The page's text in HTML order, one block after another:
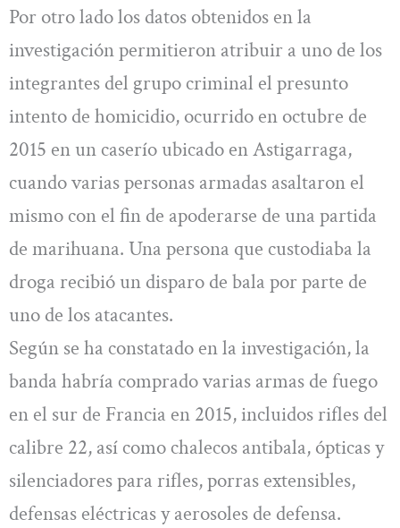
Por otro lado los datos obtenidos en la
investigación permitieron atribuir a uno de los
integrantes del grupo criminal el presunto
intento de homicidio, ocurrido en octubre de
2015 en un caserío ubicado en Astigarraga,
cuando varias personas armadas asaltaron el
mismo con el fin de apoderarse de una partida
de marihuana. Una persona que custodiaba la
droga recibió un disparo de bala por parte de
uno de los atacantes.
Según se ha constatado en la investigación, la
banda habría comprado varias armas de fuego
en el sur de Francia en 2015, incluidos rifles del
calibre 22, así como chalecos antibala, ópticas y
silenciadores para rifles, porras extensibles,
defensas eléctricas y aerosoles de defensa.